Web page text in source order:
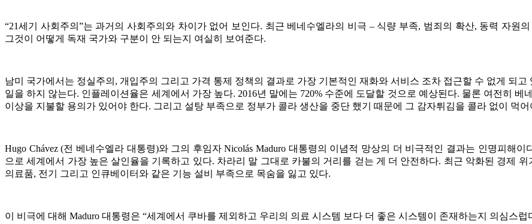
“21세기 사회주의”는 과거의 사회주의와 차이가 없어 보인다. 최근 베네수엘라의 비극 – 식량 부족, 범죄의 확산, 동력 자원
그것이 어떻게 독재 국가와 구분이 안 되는지 여실히 보여준다.
남미 국가에서는 정실주의, 개입주의 그리고 가격 통제 정책의 결과로 가장 기본적인 재화와 서비스 조차 접근할 수 없게 되
일을 하지 않는다. 인플레이션율은 세계에서 가장 높다. 2016년 말에는 720% 수준에 도달할 것으로 예상된다. 물론 여전히
이상을 지불할 용의가 있어야 한다. 그리고 설탕 부족으로 정부가 콜라 생산을 중단 했기 때문에 그 감자튀김을 콜라 없이 먹어
Hugo Chávez (전 베네수엘라 대통령)와 그의 후임자 Nicolás Maduro 대통령의 이념적 망상의 더 비극적인 결과는 인명피해이
으로 세계에서 가장 높은 살인율을 기록하고 있다. 차라리 말 그대로 카불의 거리를 걷는 게 더 안전하다. 최근 악화된 경제
의료품, 전기 그리고 인큐베이터와 같은 기능 설비 부족으로 목숨을 잃고 있다.
이 비극에 대해 Maduro 대통령은 “세계에서 쿠바를 제외하고 우리의 의료 시스템 보다 더 좋은 시스템이 존재하는지 의심스럽